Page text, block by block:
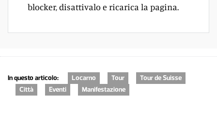
blocker, disattivalo e ricarica la pagina.
In questo articolo: Locarno Tour
Tour de Suisse
Città
Eventi Manifestazione